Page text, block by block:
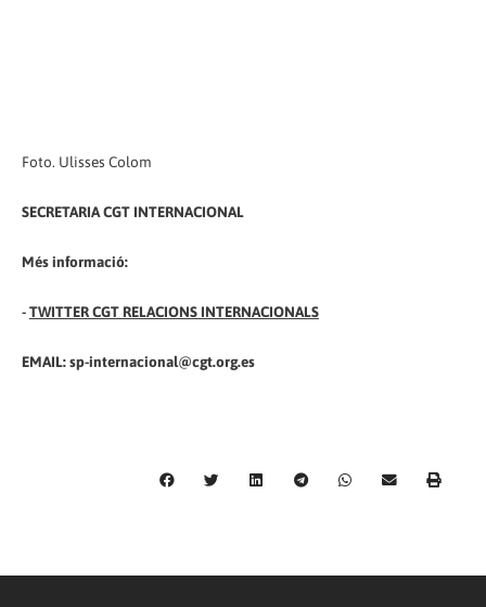
Foto. Ulisses Colom
​SECRETARIA CGT INTERNACIONAL
Més informació:
-TWITTER CGT RELACIONS INTERNACIONALS
EMAIL: sp-internacional@cgt.org.es